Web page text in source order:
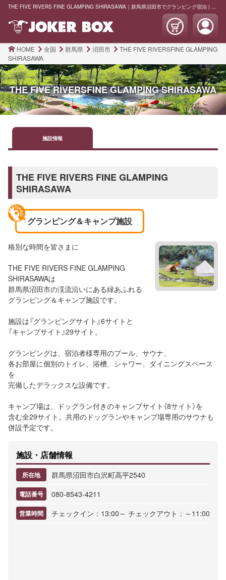
THE FIVE RIVERS FINE GLAMPING SHIRASAWA｜群馬県沼田市でグランピング宿泊 | JOKER BOX
HOME 全国 群馬県 沼田市
THE FIVE RIVERSFINE GLAMPING
SHIRASAWA
THE FIVE RIVERSFINE GLAMPING SHIRASAWA
施設情報
THE FIVE RIVERS FINE GLAMPING
SHIRASAWA
グランピング＆キャンプ施設
格別な時間を皆さまに
THE FIVE RIVERS FINE GLAMPING
SHIRASAWAは
群馬県沼田市の渓流沿いにある緑あふれる
グランピング＆キャンプ施設です。
施設は『グランピングサイト』6サイトと
『キャンプサイト』29サイト。
グランピングは、宿泊者様専用のプール、サウナ、
各お部屋に個別のトイレ、浴槽、シャワー、ダイニングスペース
を
完備したデラックスな設備です。
​キャンプ場は、ドッグラン付きのキャンプサイト（8サイト）を
含む全29サイト。共用のドッグランやキャンプ場専用のサウナも
併設予定です。
施設・店舗情報
所在地 群馬県沼田市白沢町高平2540
電話番号 080-8543-4211
営業時間 チェックイン：13:00～ チェックアウト：～11:00